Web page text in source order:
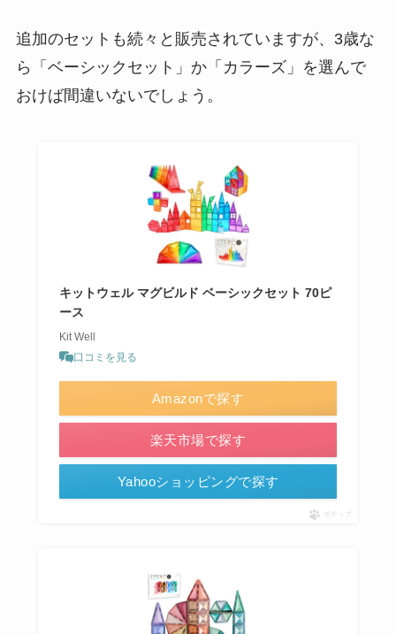
追加のセットも続々と販売されていますが、3歳な
ら「ベーシックセット」か「カラーズ」を選んで
おけば間違いないでしょう。
キットウェル マグビルド ベーシックセット 70ピ
ース
Kit Well
口コミを見る
Amazonで探す
楽天市場で探す
Yahooショッピングで探す
ポチップ